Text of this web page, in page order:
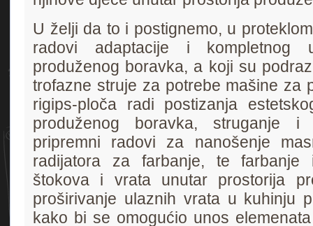
U želji da to i postignemo, u
radovi adaptacije i kompletnog
produženog boravka, a koji su
trofazne struje za potrebe mašine za
rigips-ploča radi postizanja
produženog boravka, struganje i
pripremni radovi za nanošenje
radijatora za farbanje, te farbanje
štokova i vrata unutar prostorija
proširivanje ulaznih vrata u kuhinju
kako bi se omogućio unos